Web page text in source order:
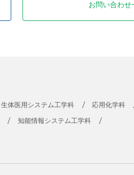
お問い合わせ
生体医用システム工学科 応用化学科
知能情報システム工学科